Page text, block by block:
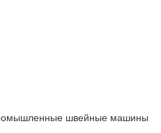
швейные машины